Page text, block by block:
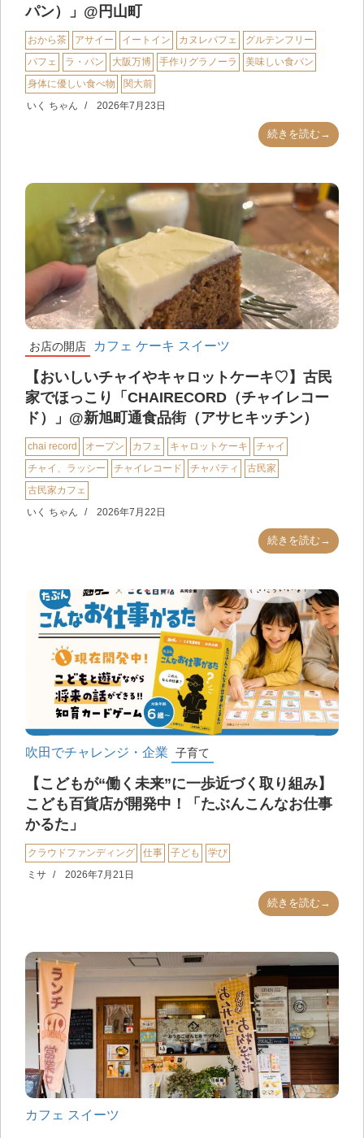
パン）」@円山町
おから茶 アサイー イートイン カヌレパフェ
グルテンフリー
パフェ
ラ・パン 大阪万博 手作りグラノーラ
美味しい食パン
身体に優しい食べ物
関大前
いく ちゃん
2026年7月23日
続きを読む→
お店の開店 カフェ ケーキ スイーツ
【おいしいチャイやキャロットケーキ♡】古民
家でほっこり「CHAIRECORD（チャイレコー
ド）」@新旭町通食品街（アサヒキッチン）
chai record オープン カフェ キャロットケーキ
チャイ
チャイ、ラッシー
チャイレコード チャパティ
古民家
古民家カフェ
いく ちゃん
2026年7月22日
続きを読む→
吹田でチャレンジ・企業 子育て
【こどもが“働く未来”に一歩近づく取り組み】
こども百貨店が開発中！「たぶんこんなお仕事
かるた」
クラウドファンディング 仕事 子ども
学び
ミサ
2026年7月21日
続きを読む→
カフェ スイーツ